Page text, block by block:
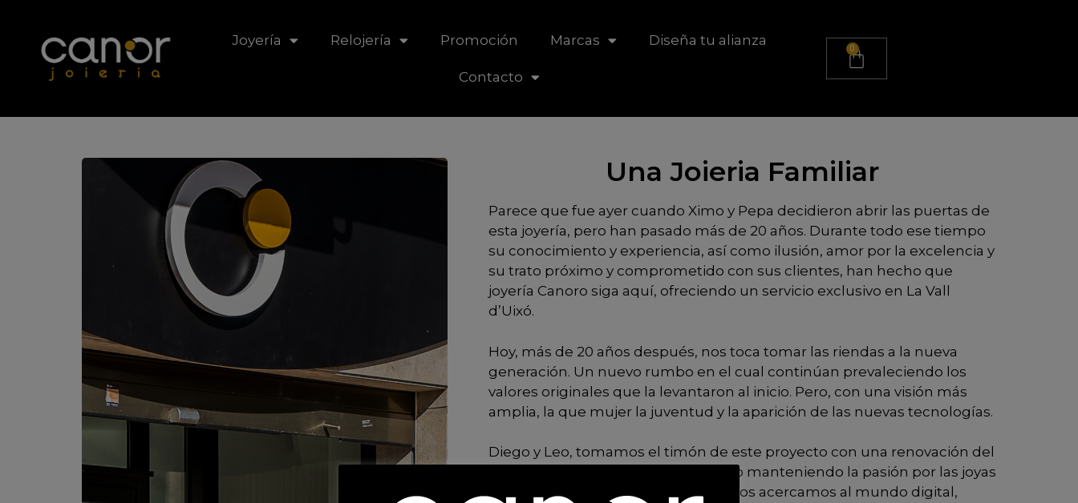
Joyería Relojería Promoción Marcas Diseña tu alianza
Contacto
Una Joieria Familiar
Parece que fue ayer cuando Ximo y Pepa decidieron abrir las puertas de
esta joyería, pero han pasado más de 20 años. Durante todo ese tiempo
su conocimiento y experiencia, así como ilusión, amor por la excelencia y
su trato próximo y comprometido con sus clientes, han hecho que
joyería Canoro siga aquí, ofreciendo un servicio exclusivo en La Vall
d’Uixó.
Hoy, más de 20 años después, nos toca tomar las riendas a la nueva
generación. Un nuevo rumbo en el cual continúan prevaleciendo los
valores originales que la levantaron al inicio. Pero, con una visión más
amplia, la que mujer la juventud y la aparición de las nuevas tecnologías.
Diego y Leo, tomamos el timón de este proyecto con una renovación del
local, de la fachada y la imagen, pero manteniendo la pasión por las joyas
y el diseño. En esta nueva marcha, nos acercamos al mundo digital,